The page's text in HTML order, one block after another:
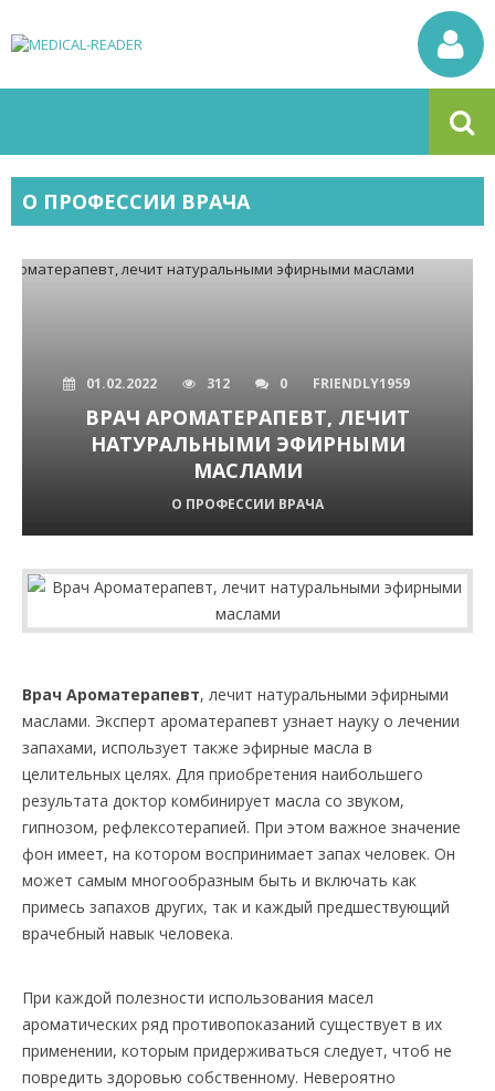
О ПРОФЕССИИ ВРАЧА
01.02.2022 312 0 FRIENDLY1959
ВРАЧ АРОМАТЕРАПЕВТ, ЛЕЧИТ
НАТУРАЛЬНЫМИ ЭФИРНЫМИ
МАСЛАМИ
О ПРОФЕССИИ ВРАЧА
Врач Ароматерапевт, лечит натуральными эфирными
маслами. Эксперт ароматерапевт узнает науку о лечении
запахами, использует также эфирные масла в
целительных целях. Для приобретения наибольшего
результата доктор комбинирует масла со звуком,
гипнозом, рефлексотерапией. При этом важное значение
фон имеет, на котором воспринимает запах человек. Он
может самым многообразным быть и включать как
примесь запахов других, так и каждый предшествующий
врачебный навык человека.
При каждой полезности использования масел
ароматических ряд противопоказаний существует в их
применении, которым придерживаться следует, чтоб не
повредить здоровью собственному. Невероятно